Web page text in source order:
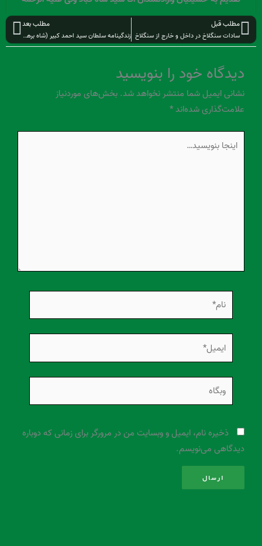
قبلی
مطلب قبل
سادات سنگلاخ در داخل و خارج از سنگلاخ
مطلب بعد
زندگینامه سلطان سید احمد کبیر (شاه برهنه)
دیدگاه‌ خود را بنویسید
نشانی ایمیل شما منتشر نخواهد شد. بخش‌های موردنیاز
علامت‌گذاری شده‌اند*
بنویسید…
نام*
وبگاه
ذخیره نام، ایمیل و وبسایت من در مرورگر برای زمانی که دوباره
دیدگاهی می‌نویسم.